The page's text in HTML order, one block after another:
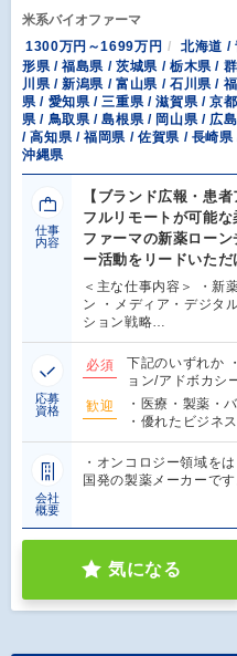
米系バイオファーマ
1300万円～1699万円
北海道 /
形県 / 福島県 / 茨城県 / 栃木県 /
川県 / 新潟県 / 富山県 / 石川県 /
県 / 愛知県 / 三重県 / 滋賀県 / 京
県 / 鳥取県 / 島根県 / 岡山県 / 広
/ 高知県 / 福岡県 / 佐賀県 / 長崎
沖縄県
仕事
内容
【ブランド広報・患
フルリモートが可能
ファーマの新薬ロー
ー活動をリードいただ
＜主な仕事内容＞ ・新
ン ・メディア・デジタ
ション戦略…
応募
資格
必須
下記のいずれか
ョン/アドボカシ
歓迎
・医療・製薬・
・優れたビジネ
会社
概要
・オンコロジー領域を
国発の製薬メーカーで
気になる